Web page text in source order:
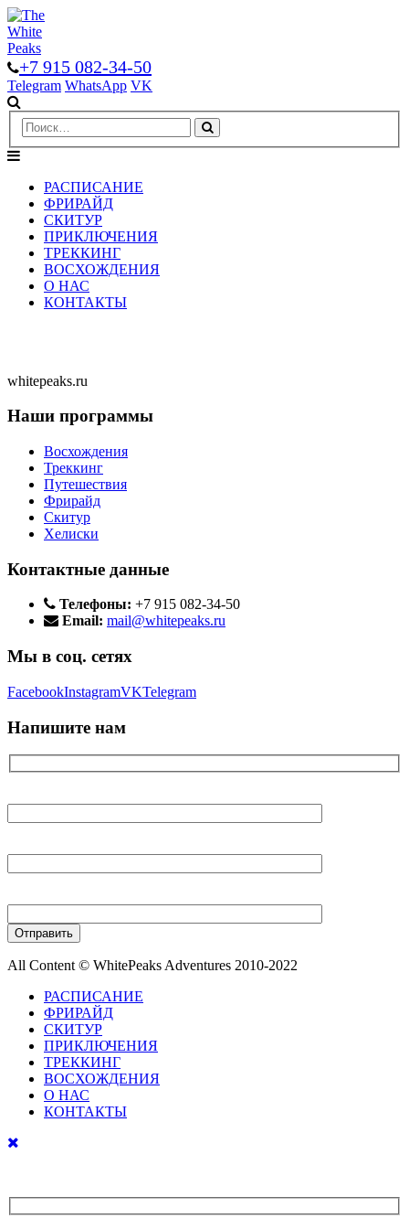
+7 915 082-34-50
Telegram WhatsApp VK
РАСПИСАНИЕ
ФРИРАЙД
СКИТУР
ПРИКЛЮЧЕНИЯ
ТРЕККИНГ
ВОСХОЖДЕНИЯ
О НАС
КОНТАКТЫ
whitepeaks.ru
Наши программы
Восхождения
Треккинг
Путешествия
Фрирайд
Скитур
Хелиски
Контактные данные
Телефоны: +7 915 082-34-50
Email: mail@whitepeaks.ru
Мы в соц. сетях
FacebookInstagramVKTelegram
Напишите нам
All Content © WhitePeaks Adventures 2010-2022
РАСПИСАНИЕ
ФРИРАЙД
СКИТУР
ПРИКЛЮЧЕНИЯ
ТРЕККИНГ
ВОСХОЖДЕНИЯ
О НАС
КОНТАКТЫ